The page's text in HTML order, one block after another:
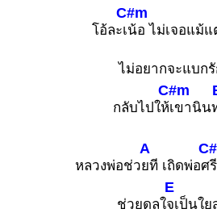
โอ้ละเ
C#m
น้อ ไม่เจอแม้แ
ไม่อยากจะแบกรั
กลับไปให้
C#m
เขานิน
หลวงพ่อช่ว
A
ยที เถิดพ่อศ
ช่วยดลใ
E
จเป็นใย